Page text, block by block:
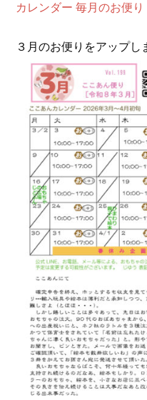
カレンダー 毎月のお便り
３月のお便りをアップし